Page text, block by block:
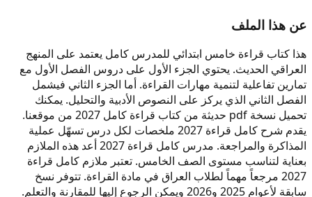
عن هذا الملف
هذا كتاب قراءة خامس ابتدائي للمدرس كامل يعتمد على المنهج
العراقي الحديث. يحتوي الجزء الأول على دروس الفصل الأول مع
تمارين تفاعلية لتنمية مهارات القراءة. أما الجزء الثاني فيشمل
الفصل الثاني الذي يركز على النصوص الأدبية والتحليل. يمكنك
تحميل نسخة pdf حديثة من كتاب قراءة كامل 2027 من موقعنا.
يقدم شرح كامل قراءة 2027 ملخصات لكل درس تسهّل عملية
المذاكرة والمراجعة. مدرس كامل قراءة 2027 أعد هذه الملازم
بعناية لتناسب مستوى الصف الخامس. تعتبر ملازم كامل قراءة
2027 مرجعاً مهماً لطلاب العراق في مادة القراءة. تتوفر نسخ
سابقة لأعوام 2025 و2026 ويمكن الرجوع إليها للمقارنة والتعلم.